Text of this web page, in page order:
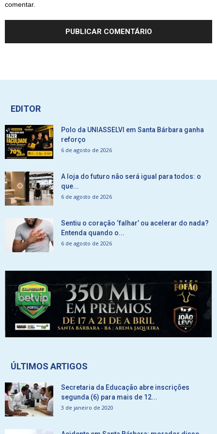
comentar.
EDITOR
Polo da UNIASSELVI em Santa Bárbara ganha
reforço
6 de agosto de 2026
A loja do futuro não será igual para todos: o
que...
6 de agosto de 2026
Sentiu o coração ‘falhar’ ou acelerar do nada?
Entenda quando o...
6 de agosto de 2026
ÚLTIMOS ARTIGOS
Secretaria da Educação abre inscrições
segunda (6) para mais de 12...
3 de janeiro de 2020